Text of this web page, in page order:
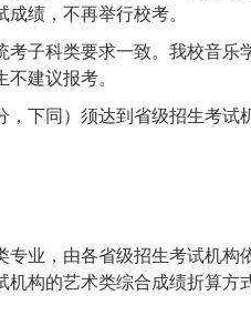
绩，不再举行校考。
考子科类要求一致。我校音乐
建议报考。
，下同）须达到省级招生考试
业，由各省级招生考试机构
构的艺术类综合成绩折算方